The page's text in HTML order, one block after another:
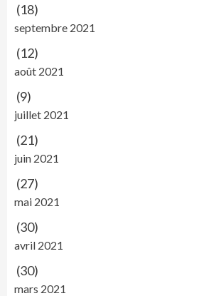
(18)
septembre 2021
(12)
août 2021
(9)
juillet 2021
(21)
juin 2021
(27)
mai 2021
(30)
avril 2021
(30)
mars 2021